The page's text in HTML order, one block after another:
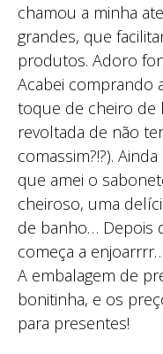
chamou a minha
grandes, que
produtos. Adoro
Acabei comprando
toque de cheiro de
revoltada de não
comassim?!?).
que amei o
cheiroso, uma
de banho… Depois
começa a
A embalagem de
bonitinha, e os
para presentes!